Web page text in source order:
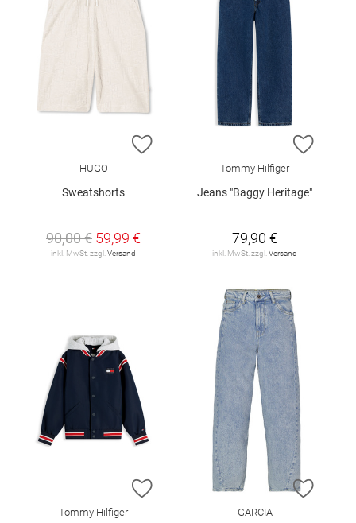
ZUR WUNSCHLISTE HINZUFÜGEN
HUGO
Sweatshorts
90,00 € 59,99 €
inkl. MwSt. zzgl. Versand
ZUR
Tommy Hilfiger
Jeans "Baggy Heritage"
79,90 €
inkl. MwSt. zzgl. Versand
ZUR WUNSCHLISTE HINZUFÜGEN
Tommy Hilfiger
ZUR
GARCIA